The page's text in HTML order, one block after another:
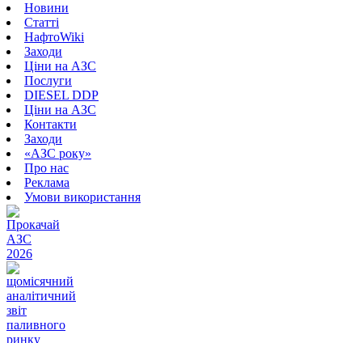
Новини
Статті
НафтоWiki
Заходи
Ціни на АЗС
Послуги
DIESEL DDP
Ціни на АЗС
Контакти
Заходи
«АЗС року»
Про нас
Реклама
Умови використання